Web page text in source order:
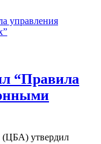
“Правила
(ЦБА) утвердил